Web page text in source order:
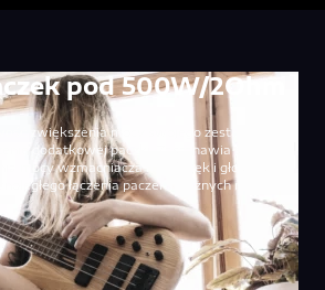
pod 500W/2Ohm
zwiększenia mocy swojego zestawu
dodatkowej paczki. Zastanawia się nad
mocy wzmacniacza na dźwięk i głośność,
łączenia paczek o różnych mocach.